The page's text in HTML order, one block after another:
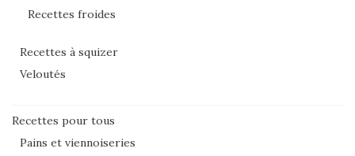
Recettes froides
Recettes à squizer
Veloutés
Recettes pour tous
Pains et viennoiseries